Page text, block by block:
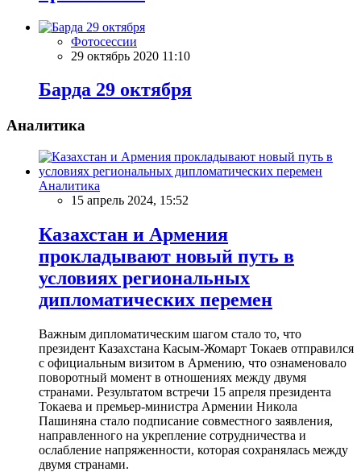
Фотосессии
29 октябрь 2020 11:10
Барда 29 октября
Аналитика
Аналитика
15 апрель 2024, 15:52
Казахстан и Армения
прокладывают новый путь в
условиях региональных
дипломатических перемен
Важным дипломатическим шагом стало то, что
президент Казахстана Касым-Жомарт Токаев отправился
с официальным визитом в Армению, что ознаменовало
поворотный момент в отношениях между двумя
странами. Результатом встречи 15 апреля президента
Токаева и премьер-министра Армении Никола
Пашиняна стало подписание совместного заявления,
направленного на укрепление сотрудничества и
ослабление напряженности, которая сохранялась между
двумя странами.